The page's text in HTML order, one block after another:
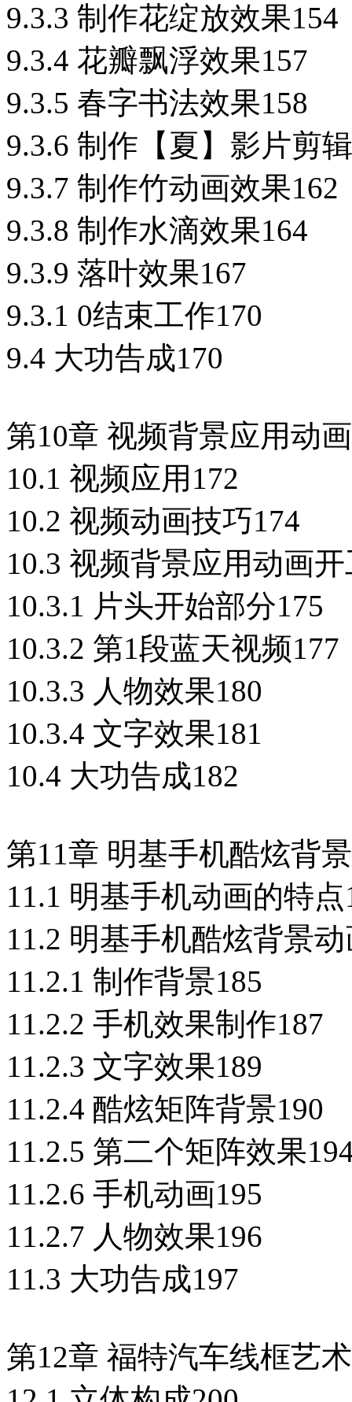
9.3.3 制作花绽放效果154
9.3.4 花瓣飘浮效果157
9.3.5 春字书法效果158
9.3.6 制作【夏】影片剪
9.3.7 制作竹动画效果162
9.3.8 制作水滴效果164
9.3.9 落叶效果167
9.3.1 0结束工作170
9.4 大功告成170
第10章 视频背景应用动
10.1 视频应用172
10.2 视频动画技巧174
10.3 视频背景应用动画
10.3.1 片头开始部分175
10.3.2 第1段蓝天视频177
10.3.3 人物效果180
10.3.4 文字效果181
10.4 大功告成182
第11章 明基手机酷炫背
11.1 明基手机动画的特点
11.2 明基手机酷炫背景
11.2.1 制作背景185
11.2.2 手机效果制作187
11.2.3 文字效果189
11.2.4 酷炫矩阵背景190
11.2.5 第二个矩阵效果
11.2.6 手机动画195
11.2.7 人物效果196
11.3 大功告成197
第12章 福特汽车线框艺